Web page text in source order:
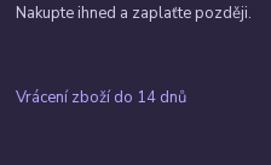
Nakupte ihned a zaplaťte později.
Vrácení zboží do 14 dnů